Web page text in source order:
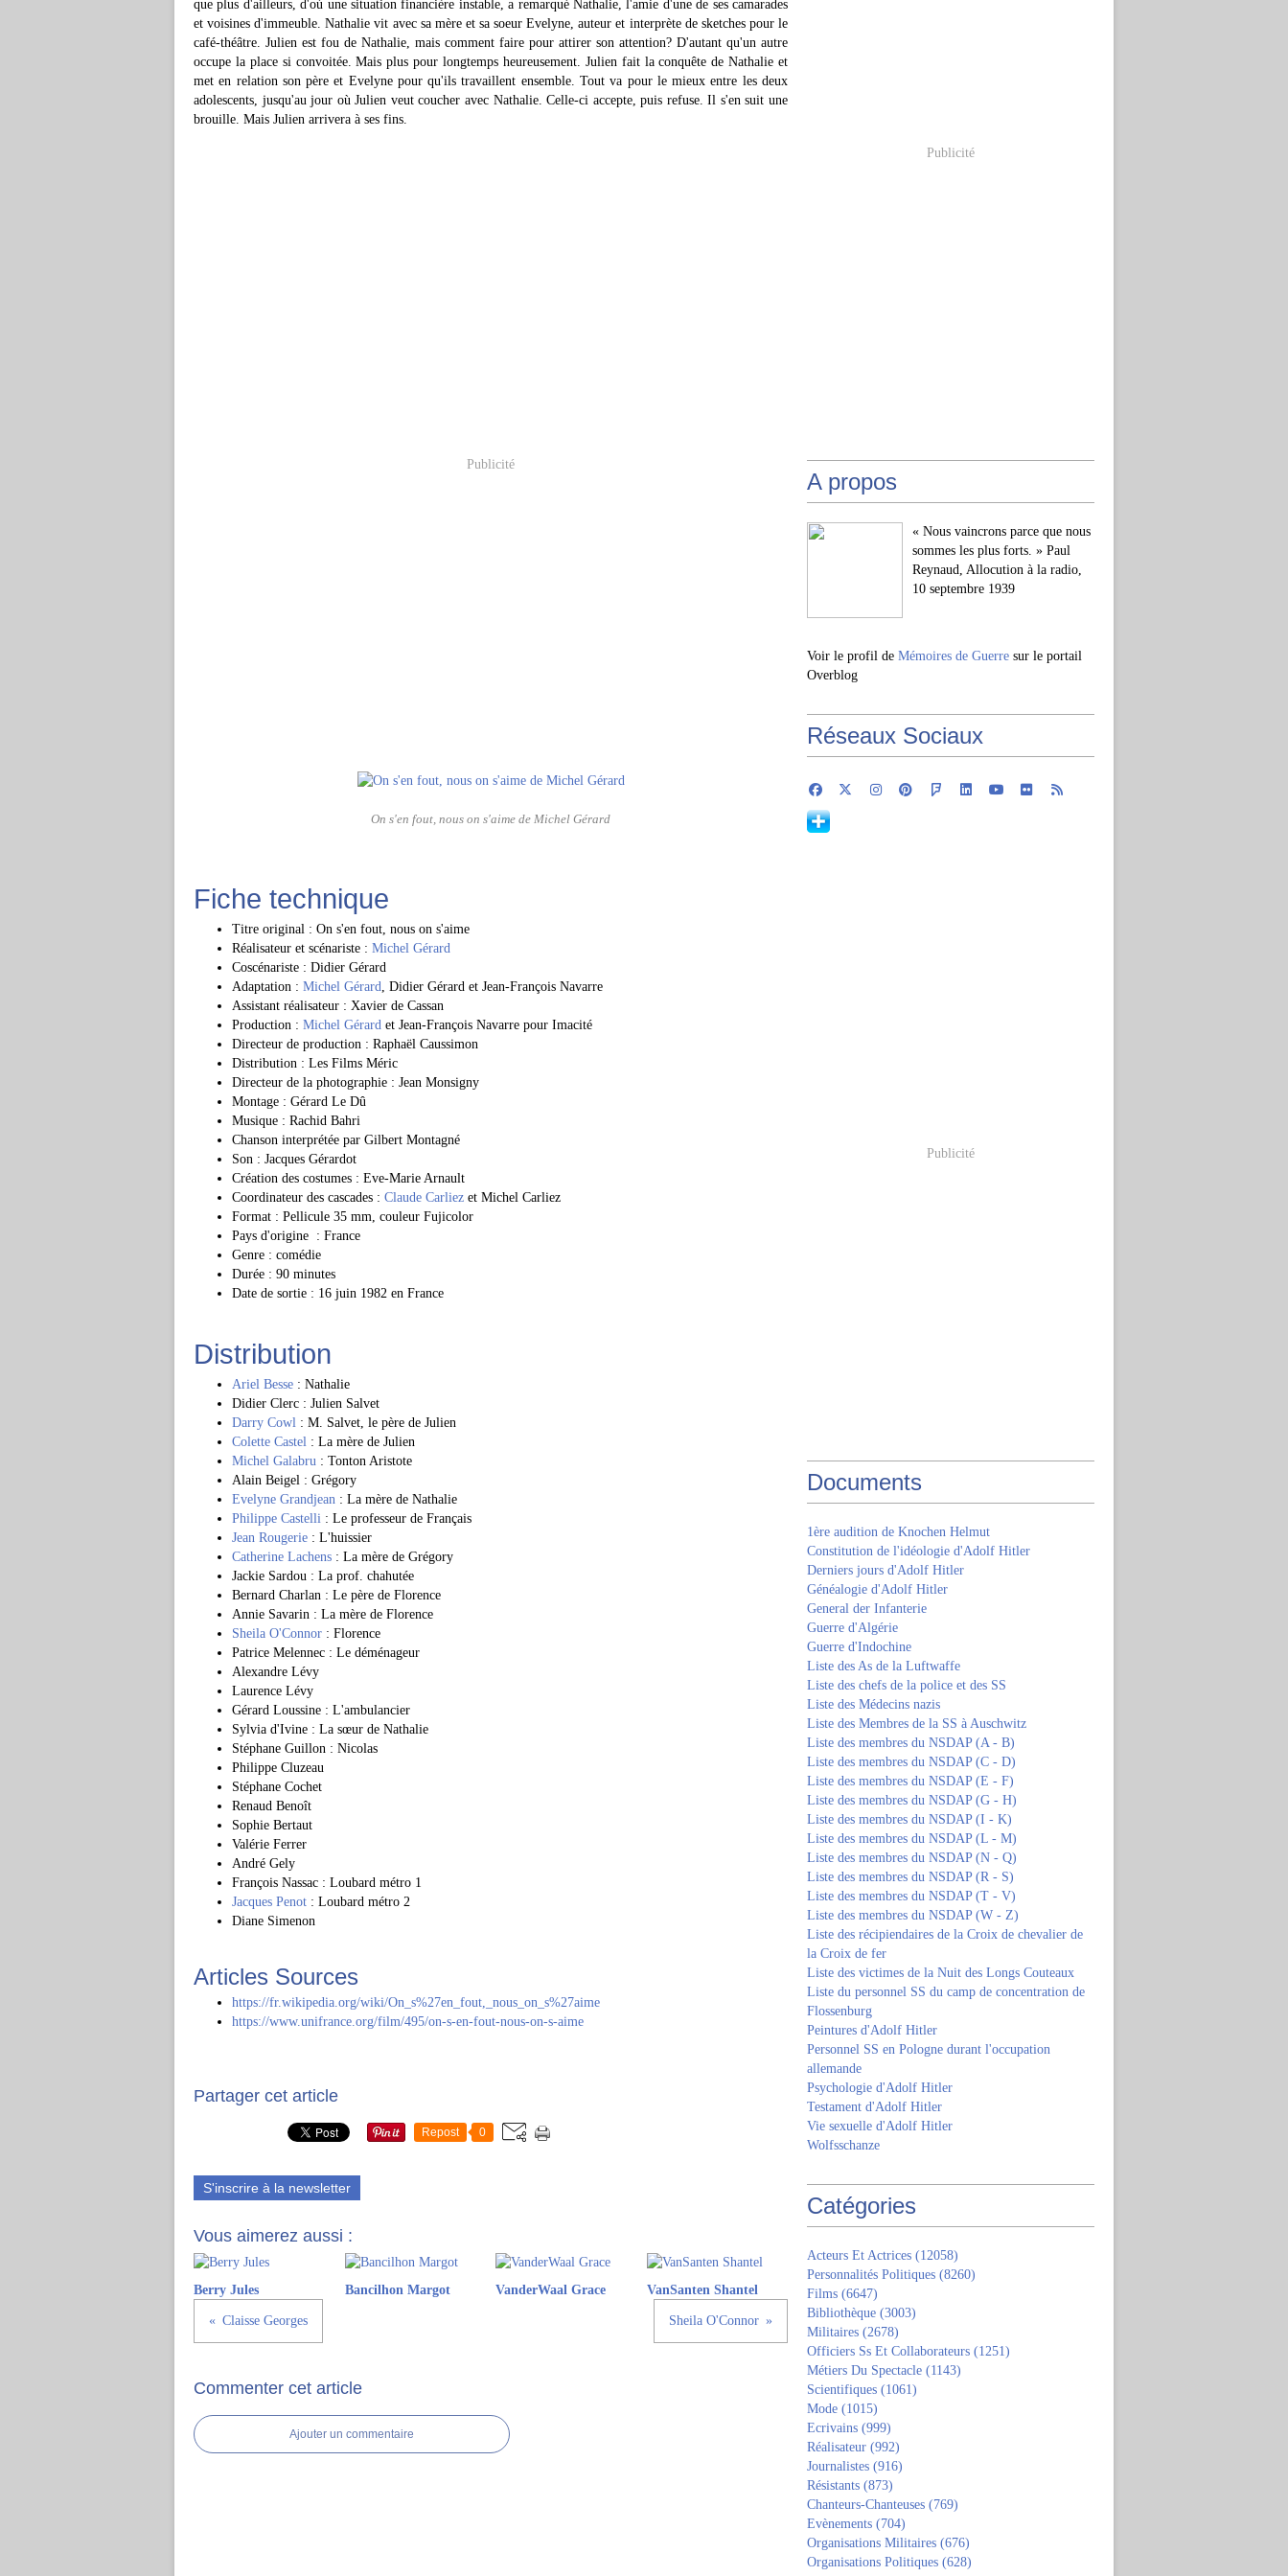
que plus d'ailleurs, d'où une situation financière instable, a remarqué Nathalie, l'amie d'une de ses camarades
et voisines d'immeuble. Nathalie vit avec sa mère et sa soeur Evelyne, auteur et interprète de sketches pour le
café-théâtre. Julien est fou de Nathalie, mais comment faire pour attirer son attention? D'autant qu'un autre
occupe la place si convoitée. Mais plus pour longtemps heureusement. Julien fait la conquête de Nathalie et
met en relation son père et Evelyne pour qu'ils travaillent ensemble. Tout va pour le mieux entre les deux
adolescents, jusqu'au jour où Julien veut coucher avec Nathalie. Celle-ci accepte, puis refuse. Il s'en suit une
brouille. Mais Julien arrivera à ses fins.
Publicité
On s'en fout, nous on s'aime de Michel Gérard
Fiche technique
Titre original : On s'en fout, nous on s'aime
Réalisateur et scénariste : Michel Gérard
Coscénariste : Didier Gérard
Adaptation : Michel Gérard, Didier Gérard et Jean-François Navarre
Assistant réalisateur : Xavier de Cassan
Production : Michel Gérard et Jean-François Navarre pour Imacité
Directeur de production : Raphaël Caussimon
Distribution : Les Films Méric
Directeur de la photographie : Jean Monsigny
Montage : Gérard Le Dû
Musique : Rachid Bahri
Chanson interprétée par Gilbert Montagné
Son : Jacques Gérardot
Création des costumes : Eve-Marie Arnault
Coordinateur des cascades : Claude Carliez et Michel Carliez
Format : Pellicule 35 mm, couleur Fujicolor
Pays d'origine : France
Genre : comédie
Durée : 90 minutes
Date de sortie : 16 juin 1982 en France
Distribution
Ariel Besse : Nathalie
Didier Clerc : Julien Salvet
Darry Cowl : M. Salvet, le père de Julien
Colette Castel : La mère de Julien
Michel Galabru : Tonton Aristote
Alain Beigel : Grégory
Evelyne Grandjean : La mère de Nathalie
Philippe Castelli : Le professeur de Français
Jean Rougerie : L'huissier
Catherine Lachens : La mère de Grégory
Jackie Sardou : La prof. chahutée
Bernard Charlan : Le père de Florence
Annie Savarin : La mère de Florence
Sheila O'Connor : Florence
Patrice Melennec : Le déménageur
Alexandre Lévy
Laurence Lévy
Gérard Loussine : L'ambulancier
Sylvia d'Ivine : La sœur de Nathalie
Stéphane Guillon : Nicolas
Philippe Cluzeau
Stéphane Cochet
Renaud Benoît
Sophie Bertaut
Valérie Ferrer
André Gely
François Nassac : Loubard métro 1
Jacques Penot : Loubard métro 2
Diane Simenon
Articles Sources
https://fr.wikipedia.org/wiki/On_s%27en_fout,_nous_on_s%27aime
https://www.unifrance.org/film/495/on-s-en-fout-nous-on-s-aime
Partager cet article
Repost 0
S'inscrire à la newsletter
Vous aimerez aussi :
Berry Jules Bancilhon Margot VanderWaal Grace VanSanten Shantel
Claisse Georges Sheila O'Connor
Commenter cet article
Ajouter un commentaire
Publicité
A propos
« Nous vaincrons parce que nous
sommes les plus forts. » Paul
Reynaud, Allocution à la radio,
10 septembre 1939
Voir le profil de Mémoires de Guerre sur le portail
Overblog
Réseaux Sociaux
Publicité
Documents
1ère audition de Knochen Helmut
Constitution de l'idéologie d'Adolf Hitler
Derniers jours d'Adolf Hitler
Généalogie d'Adolf Hitler
General der Infanterie
Guerre d'Algérie
Guerre d'Indochine
Liste des As de la Luftwaffe
Liste des chefs de la police et des SS
Liste des Médecins nazis
Liste des Membres de la SS à Auschwitz
Liste des membres du NSDAP (A - B)
Liste des membres du NSDAP (C - D)
Liste des membres du NSDAP (E - F)
Liste des membres du NSDAP (G - H)
Liste des membres du NSDAP (I - K)
Liste des membres du NSDAP (L - M)
Liste des membres du NSDAP (N - Q)
Liste des membres du NSDAP (R - S)
Liste des membres du NSDAP (T - V)
Liste des membres du NSDAP (W - Z)
Liste des récipiendaires de la Croix de chevalier de
la Croix de fer
Liste des victimes de la Nuit des Longs Couteaux
Liste du personnel SS du camp de concentration de
Flossenburg
Peintures d'Adolf Hitler
Personnel SS en Pologne durant l'occupation
allemande
Psychologie d'Adolf Hitler
Testament d'Adolf Hitler
Vie sexuelle d'Adolf Hitler
Wolfsschanze
Catégories
Acteurs Et Actrices (12058)
Personnalités Politiques (8260)
Films (6647)
Bibliothèque (3003)
Militaires (2678)
Officiers Ss Et Collaborateurs (1251)
Métiers Du Spectacle (1143)
Scientifiques (1061)
Mode (1015)
Ecrivains (999)
Réalisateur (992)
Journalistes (916)
Résistants (873)
Chanteurs-Chanteuses (769)
Evènements (704)
Organisations Militaires (676)
Organisations Politiques (628)